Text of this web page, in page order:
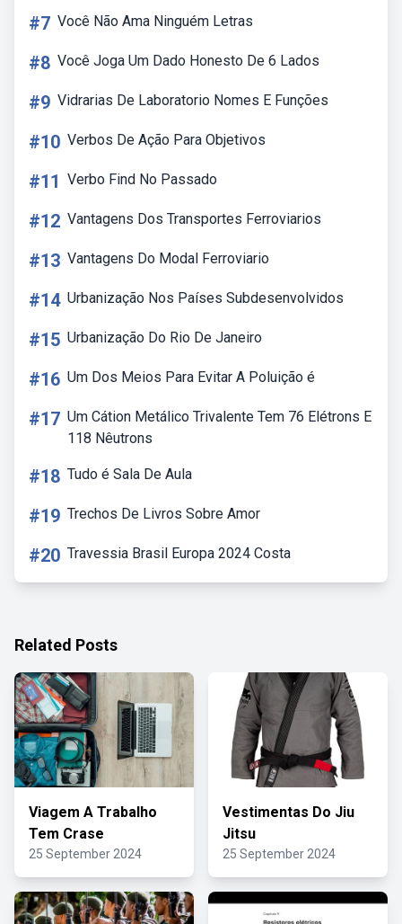
#7 Você Não Ama Ninguém Letras
#8 Você Joga Um Dado Honesto De 6 Lados
#9 Vidrarias De Laboratorio Nomes E Funções
#10 Verbos De Ação Para Objetivos
#11 Verbo Find No Passado
#12 Vantagens Dos Transportes Ferroviarios
#13 Vantagens Do Modal Ferroviario
#14 Urbanização Nos Países Subdesenvolvidos
#15 Urbanização Do Rio De Janeiro
#16 Um Dos Meios Para Evitar A Poluição é
#17 Um Cátion Metálico Trivalente Tem 76 Elétrons E
118 Nêutrons
#18 Tudo é Sala De Aula
#19 Trechos De Livros Sobre Amor
#20 Travessia Brasil Europa 2024 Costa
Related Posts
Viagem A Trabalho
Tem Crase
25 September 2024
Vestimentas Do Jiu
Jitsu
25 September 2024